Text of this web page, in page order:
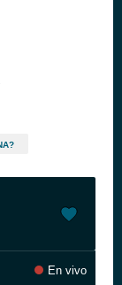
En vivo